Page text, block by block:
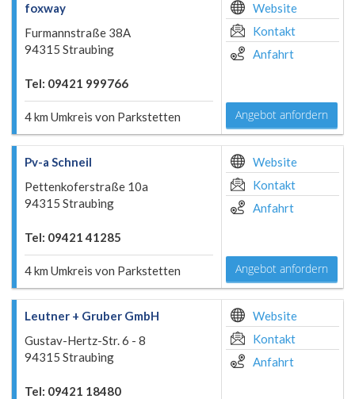
foxway
Furmannstraße 38A
94315 Straubing
Tel: 09421 999766
4 km Umkreis von Parkstetten
Website
Kontakt
Anfahrt
Angebot anfordern
Pv-a Schneil
Pettenkoferstraße 10a
94315 Straubing
Tel: 09421 41285
4 km Umkreis von Parkstetten
Website
Kontakt
Anfahrt
Angebot anfordern
Leutner + Gruber GmbH
Gustav-Hertz-Str. 6 - 8
94315 Straubing
Tel: 09421 18480
Website
Kontakt
Anfahrt